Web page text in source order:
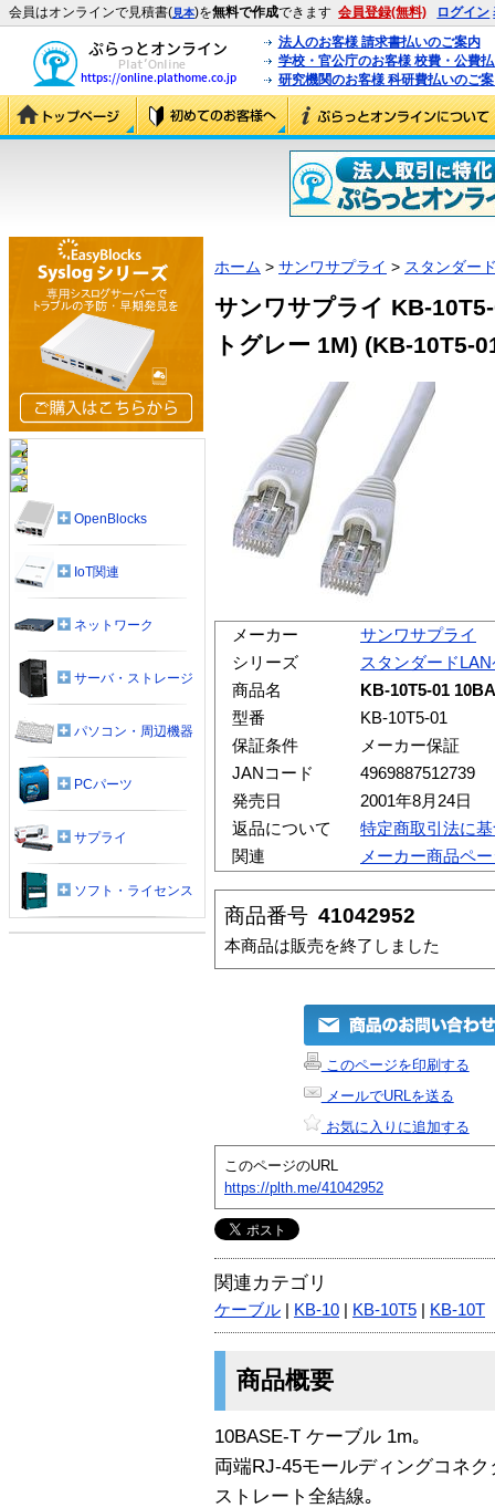
会員はオンラインで見積書(見本)を無料で作成できます 会員登録(無料) ログイン
法人のお客様 請求書払いのご案内
学校・官公庁のお客様 校費・公費
研究機関のお客様 科研費払いのご
ホーム > サンワサプライ > スタンダー
サンワサプライ KB-
トグレー 1M) (KB-10T5-
メーカー
サンワサプライ
シリーズ
スタンダード
商品名
KB-10T5-01
型番
KB-10T5-01
保証条件
メーカー保証
JANコード
4969887512739
発売日
2001年8月24日
返品について
特定商取引法に
関連
メーカー商品ペ
商品番号 41042952
本商品は販売を終了しました
このページを印刷する
メールでURLを送る
お気に入りに追加する
このページのURL
https://plth.me/41042952
関連カテゴリ
ケーブル KB-10 KB-10T5 KB-10T
商品概要
10BASE-T ケーブル 1m｡
両端RJ-45モールディングコネク
ストレート全結線｡
OpenBlocks
IoT関連
ネットワーク
サーバ・ストレージ
パソコン・周辺機器
PCパーツ
サプライ
ソフト・ライセンス